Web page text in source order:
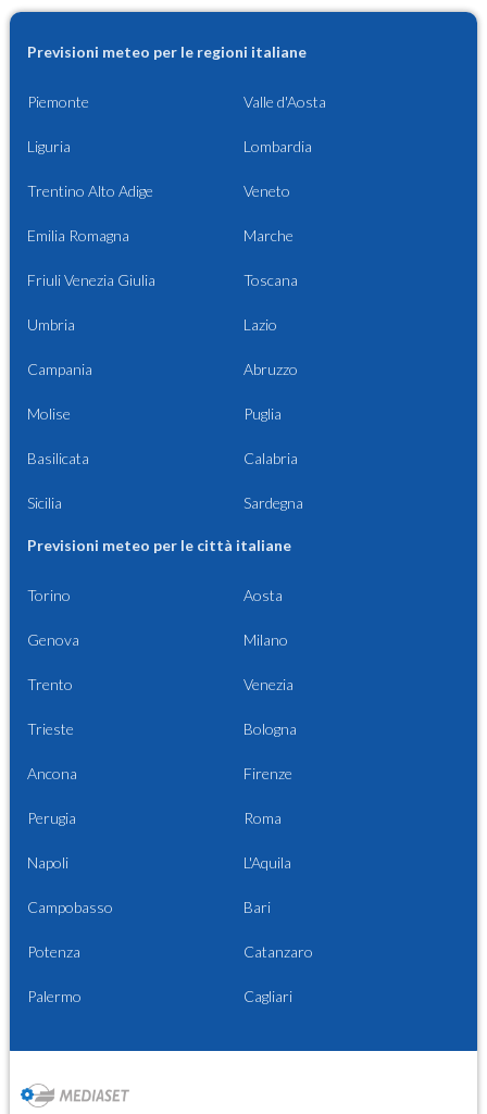
Previsioni meteo per le regioni italiane
Piemonte Valle d'Aosta
Liguria Lombardia
Trentino Alto Adige Veneto
Emilia Romagna Marche
Friuli Venezia Giulia Toscana
Umbria Lazio
Campania Abruzzo
Molise Puglia
Basilicata Calabria
Sicilia Sardegna
Previsioni meteo per le città italiane
Torino Aosta
Genova Milano
Trento Venezia
Trieste Bologna
Ancona Firenze
Perugia Roma
Napoli L'Aquila
Campobasso Bari
Potenza Catanzaro
Palermo Cagliari